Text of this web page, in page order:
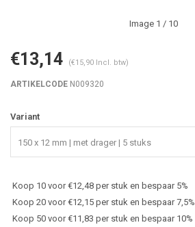
Image 1 / 10
€13,14 (€15,90 Incl. btw)
ARTIKELCODE N009320
Variant
150 x 12 mm | met drager | 5 stuks
Koop 10 voor €12,48 per stuk en bespaar 5%
Koop 20 voor €12,15 per stuk en bespaar 7,5%
Koop 50 voor €11,83 per stuk en bespaar 10%